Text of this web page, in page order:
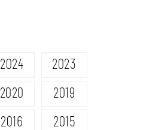
2024
2023
2020
2019
2016 2015